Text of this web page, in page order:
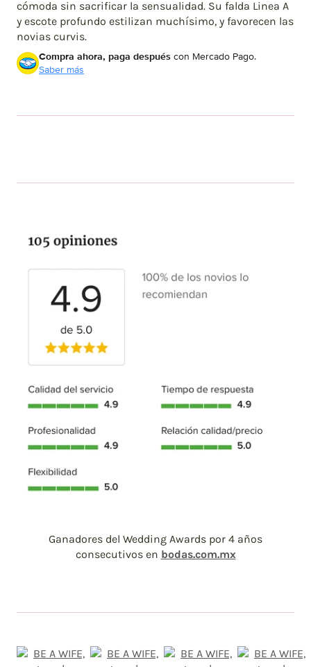
cómoda sin sacrificar la sensualidad. Su falda Linea A
y escote profundo estilizan muchísimo, y favorecen las
novias curvis.
Compra ahora, paga después con Mercado Pago.
Saber más
Ganadores del Wedding Awards por 4 años
consecutivos en bodas.com.mx